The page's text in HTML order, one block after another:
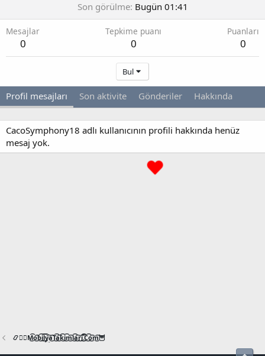
Son görülme Bugün 01:41
Mesajlar
0
Tepkime puanı
0
Puanları
0
Bul
Profil mesajları Son aktivite Gönderiler Hakkında
CacoSymphony18 adlı kullanıcının profili hakkında henüz
mesaj yok.
📿🧙‍♂️M͜͡o͜͡b͜͡i͜͡l͜͡y͜͡a͜͡T͜͡a͜͡k͜͡i͜͡m͜͡l͜͡a͜͡r͜͡i͜͡.͜͡C͜͡o͜͡m͜͡🦉